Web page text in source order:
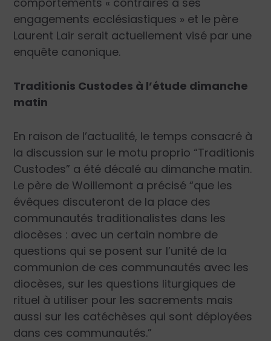
engagements ecclésiastiques » et le père
Laurent Lair serait actuellement visé par une
enquête canonique.
Traditionis Custodes à l’étude dimanche
matin
En raison de l’actualité, le temps consacré à
la discussion sur le motu proprio “Traditionis
Custodes” a été décalé au dimanche matin.
Le père de Woillemont a précisé “que les
évêques discuteront de la place des
communautés traditionalistes dans les
diocèses : avec un certain nombre de
questions qui se posent sur l’unité de la
communion de ces communautés avec les
diocèses, sur les questions liturgiques de
rituel à utiliser pour les sacrements mais
aussi sur les catéchèses qui sont déployées
dans ces communautés.”